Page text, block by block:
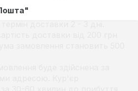
доставки 2 - 3 дні.